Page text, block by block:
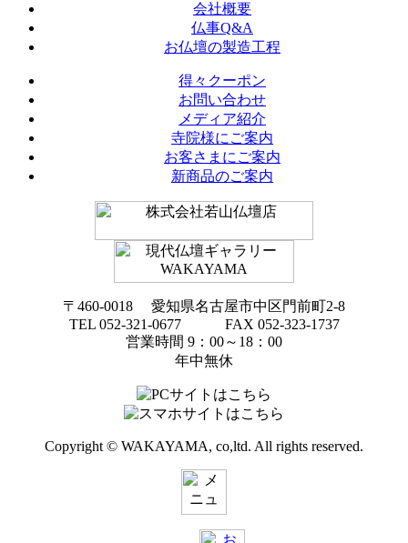
会社概要
仏事Q&A
お仏壇の製造工程
得々クーポン
お問い合わせ
メディア紹介
寺院様にご案内
お客さまにご案内
新商品のご案内
〒460-0018 愛知県名古屋市中区門前町2-8
TEL 052-321-0677 FAX 052-323-1737
営業時間 9：00～18：00
年中無休
Copyright © WAKAYAMA, co,ltd. All rights reserved.